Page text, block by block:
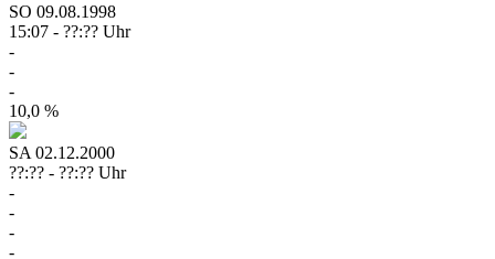
SO 09.08.1998
15:07 - ??:?? Uhr
-
-
-
10,0 %
SA 02.12.2000
??:?? - ??:?? Uhr
-
-
-
-